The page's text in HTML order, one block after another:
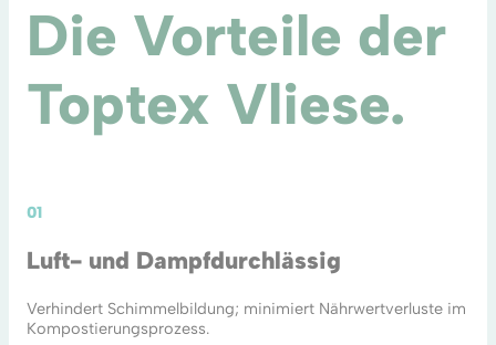
Die Vorteile der
Toptex Vliese.
01
Luft- und Dampfdurchlässig
Verhindert Schimmelbildung; minimiert Nährwertverluste im
Kompostierungsprozess.